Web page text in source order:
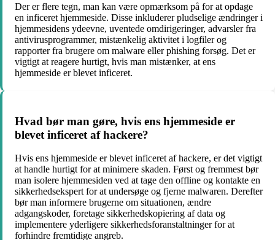
Der er flere tegn, man kan være opmærksom på for at opdage
en inficeret hjemmeside. Disse inkluderer pludselige ændringer i
hjemmesidens ydeevne, uventede omdirigeringer, advarsler fra
antivirusprogrammer, mistænkelig aktivitet i logfiler og
rapporter fra brugere om malware eller phishing forsøg. Det er
vigtigt at reagere hurtigt, hvis man mistænker, at ens
hjemmeside er blevet inficeret.
Hvad bør man gøre, hvis ens hjemmeside er
blevet inficeret af hackere?
Hvis ens hjemmeside er blevet inficeret af hackere, er det vigtigt
at handle hurtigt for at minimere skaden. Først og fremmest bør
man isolere hjemmesiden ved at tage den offline og kontakte en
sikkerhedsekspert for at undersøge og fjerne malwaren. Derefter
bør man informere brugerne om situationen, ændre
adgangskoder, foretage sikkerhedskopiering af data og
implementere yderligere sikkerhedsforanstaltninger for at
forhindre fremtidige angreb.